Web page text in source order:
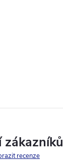
zákazníků
recenze